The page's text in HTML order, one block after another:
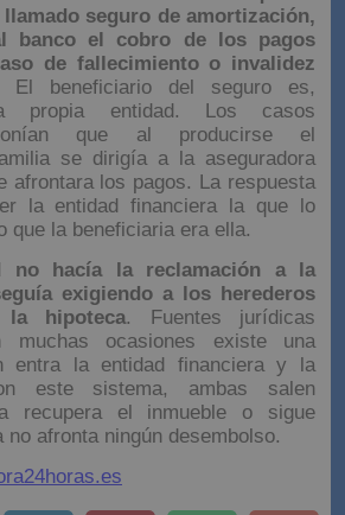
seguro de amortización,
banco el cobro de los pagos
de fallecimiento o invalidez
El beneficiario del seguro es,
propia entidad. Los casos
que al producirse el
se dirigía a la aseguradora
afrontara los pagos. La respuesta
la entidad financiera la que lo
que la beneficiaria era ella.
no hacía la reclamación a la
exigiendo a los herederos
hipoteca. Fuentes jurídicas
muchas ocasiones existe una
entra la entidad financiera y la
este sistema, ambas salen
recupera el inmueble o sigue
no afronta ningún desembolso.